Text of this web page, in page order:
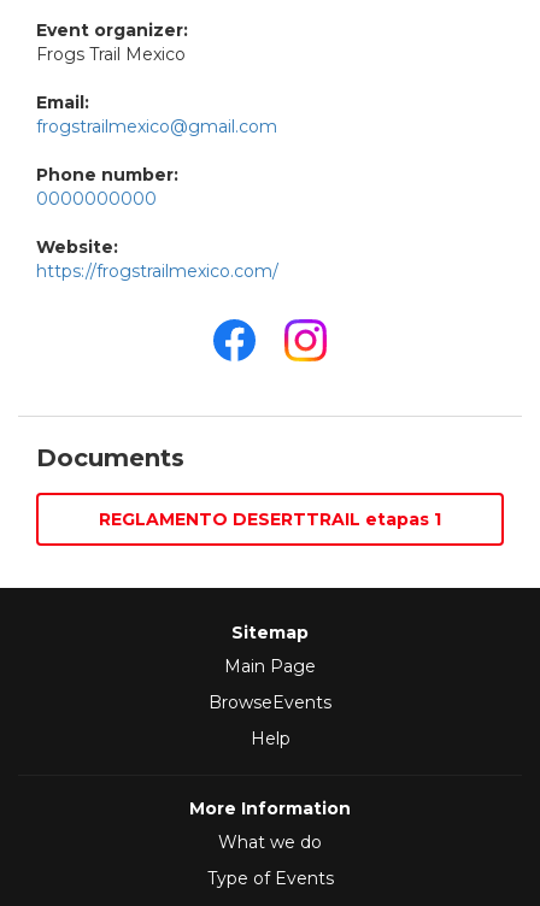
Event organizer:
Frogs Trail Mexico
Email:
frogstrailmexico@gmail.com
Phone number:
0000000000
Website:
https://frogstrailmexico.com/
Documents
REGLAMENTO DESERTTRAIL etapas 1
Sitemap
Main Page
BrowseEvents
Help
More Information
What we do
Type of Events